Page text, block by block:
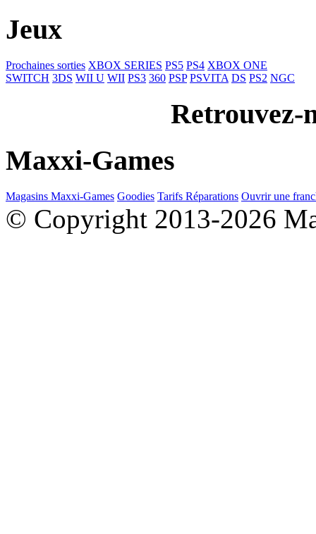
Jeux
Prochaines sorties XBOX SERIES PS5 PS4 XBOX ONE
SWITCH 3DS WII U WII PS3 360 PSP PSVITA DS PS2 NGC
Retrouvez-
Maxxi-Games
Magasins Maxxi-Games Goodies Tarifs Réparations Ouvrir une
© Copyright 2013-2026